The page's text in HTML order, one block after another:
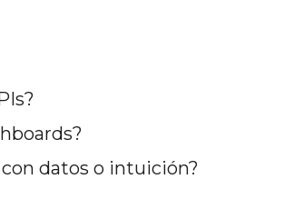
datos o intuición?